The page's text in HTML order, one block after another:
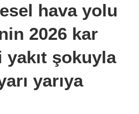
hava yolu
2026 kar
şokuyla
yarıya